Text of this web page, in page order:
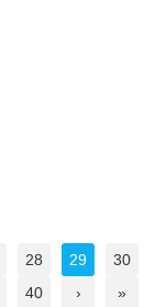
28 29
30
40 › »